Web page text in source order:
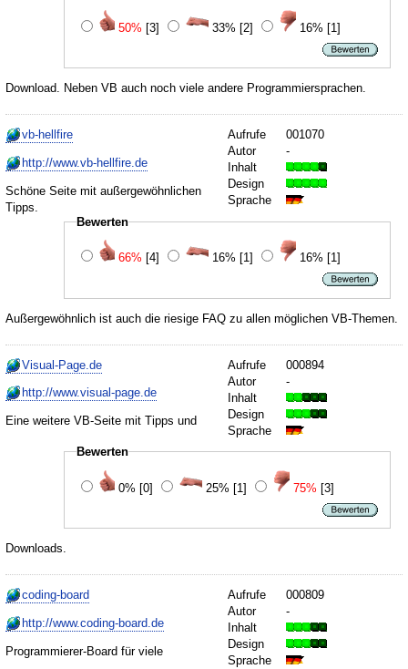
50% [3] 33% [2] 16% [1]
Download. Neben VB auch noch viele andere Programmiersprachen.
Aufrufe
001070
Autor
-
Inhalt
Design
Sprache
Bewerten
66% [4] 16% [1] 16% [1]
vb-hellfire
http://www.vb-hellfire.de
Schöne Seite mit außergewöhnlichen
Tipps.
Außergewöhnlich ist auch die riesige FAQ zu allen möglichen VB-Themen.
Aufrufe
000894
Autor
-
Inhalt
Design
Sprache
Bewerten
0% [0] 25% [1] 75% [3]
Visual-Page.de
http://www.visual-page.de
Eine weitere VB-Seite mit Tipps und
Downloads.
Aufrufe
000809
Autor
-
Inhalt
Design
Sprache
coding-board
http://www.coding-board.de
Programmierer-Board für viele